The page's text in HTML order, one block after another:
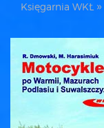
Księgarnia WKŁ